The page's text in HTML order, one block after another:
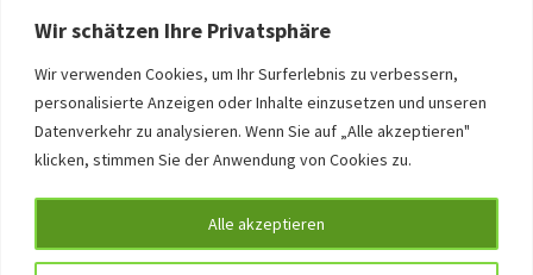
Wir schätzen Ihre Privatsphäre
Wir verwenden Cookies, um Ihr Surferlebnis zu verbessern,
personalisierte Anzeigen oder Inhalte einzusetzen und unseren
Datenverkehr zu analysieren. Wenn Sie auf „Alle akzeptieren"
klicken, stimmen Sie der Anwendung von Cookies zu.
Alle akzeptieren
Impressum
Datenschutz